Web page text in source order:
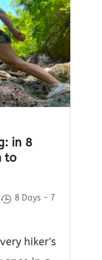
in 8
to
8 Days - 7
hiker's